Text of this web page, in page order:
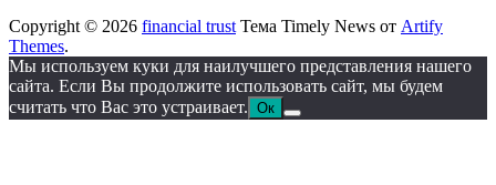
Copyright © 2026 financial trustТема Timely News от Artify
Themes.
Мы используем куки для наилучшего представления нашего
сайта. Если Вы продолжите использовать сайт, мы будем
считать что Вас это устраивает. Ок